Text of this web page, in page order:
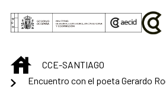
Saltar al contenido principal
INICIOCCE-SANTIAGO
Encuentro con el poeta Gerardo